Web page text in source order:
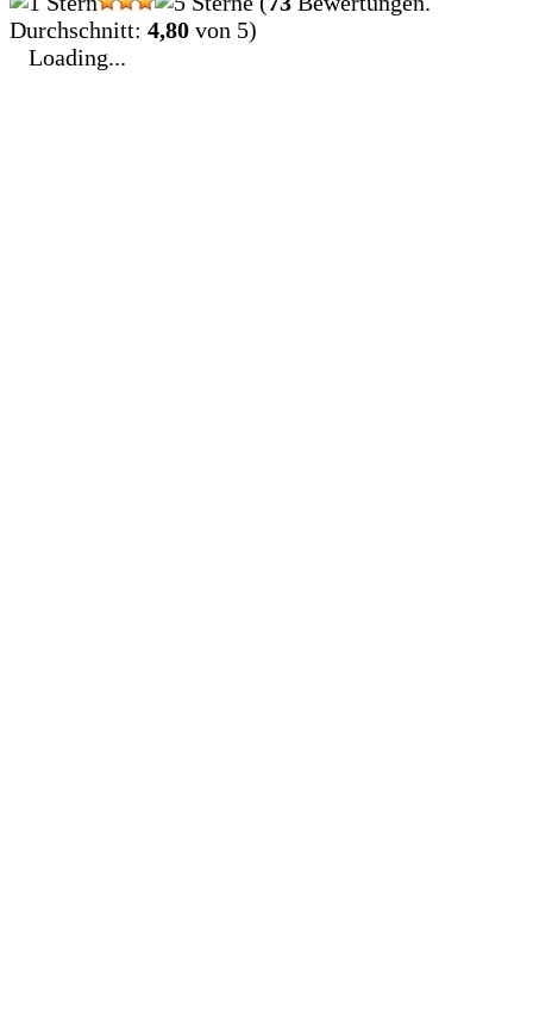
Durchschnitt: 4,80 von 5)
Loading...